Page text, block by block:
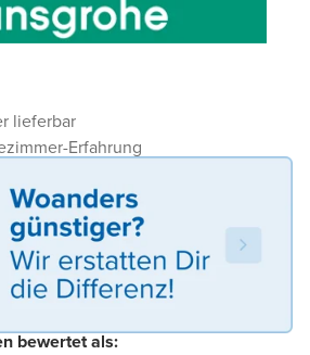
lieferbar
Erfahrung
bewertet als: